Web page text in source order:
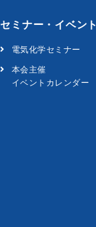
セミナー・イベント
電気化学セミナー
本会主催
イベントカレンダー